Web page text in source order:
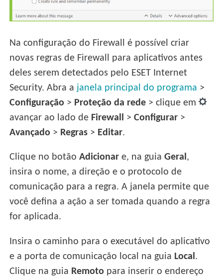
Na configuração do Firewall é possível criar
novas regras de Firewall para aplicativos antes
deles serem detectados pelo ESET Internet
Security. Abra a janela principal do programa >
Configuração > Proteção da rede > clique em
avançar ao lado de Firewall >Configurar >
Avançado > Regras > Editar.
Clique no botãoAdicionar e, na guiaGeral,
insira o nome, a direção e o protocolo de
comunicação para a regra. A janela permite que
você defina a ação a ser tomada quando a regra
for aplicada.
Insira o caminho para o executável do aplicativo
e a porta de comunicação local na guia Local .
Clique na guia Remoto para inserir o endereço